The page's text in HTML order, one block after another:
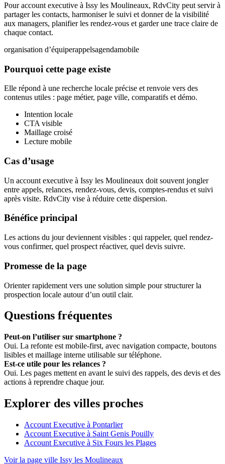
Pour account executive à Issy les Moulineaux, RdvCity peut servir à
partager les contacts, harmoniser le suivi et donner de la visibilité
aux managers, planifier les rendez-vous et garder une trace claire de
chaque contact.
organisation d’équiperappelsagendamobile
Pourquoi cette page existe
Elle répond à une recherche locale précise et renvoie vers des
contenus utiles : page métier, page ville, comparatifs et démo.
Intention locale
CTA visible
Maillage croisé
Lecture mobile
Cas d’usage
Un account executive à Issy les Moulineaux doit souvent jongler
entre appels, relances, rendez-vous, devis, comptes-rendus et suivi
après visite. RdvCity vise à réduire cette dispersion.
Bénéfice principal
Les actions du jour deviennent visibles : qui rappeler, quel rendez-
vous confirmer, quel prospect réactiver, quel devis suivre.
Promesse de la page
Orienter rapidement vers une solution simple pour structurer la
prospection locale autour d’un outil clair.
Questions fréquentes
Peut-on l’utiliser sur smartphone ?
Oui. La refonte est mobile-first, avec navigation compacte, boutons
lisibles et maillage interne utilisable sur téléphone.
Est-ce utile pour les relances ?
Oui. Les pages mettent en avant le suivi des rappels, des devis et des
actions à reprendre chaque jour.
Explorer des villes proches
Account Executive à Pontarlier
Account Executive à Saint Genis Pouilly
Account Executive à Six Fours les Plages
Voir la page ville Issy les Moulineaux